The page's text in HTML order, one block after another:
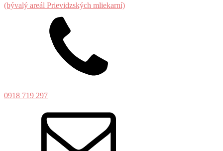
(bývalý areál Prievidzských mliekarní)
0918 719 297